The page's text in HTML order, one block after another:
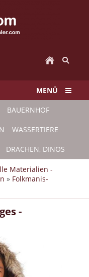
MENÜ
BAUERNHOF
WASSERTIERE
DRACHEN, DINOS
Materialien -
» Folkmanis-
-